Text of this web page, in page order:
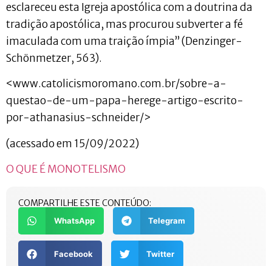
esclareceu esta Igreja apostólica com a doutrina da
tradição apostólica, mas procurou subverter a fé
imaculada com uma traição ímpia” (Denzinger-
Schönmetzer, 563).
<www.catolicismoromano.com.br/sobre-a-
questao-de-um-papa-herege-artigo-escrito-
por-athanasius-schneider/>
(acessado em 15/09/2022)
O QUE É MONOTELISMO
COMPARTILHE ESTE CONTEÚDO:
WhatsApp Telegram
Facebook Twitter